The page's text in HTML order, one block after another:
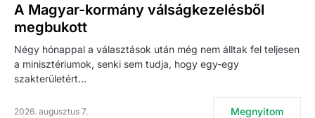
A Magyar-kormány válságkezelésből
megbukott
Négy hónappal a választások után még nem álltak fel teljesen
a minisztériumok, senki sem tudja, hogy egy-egy
szakterületért…
2026. augusztus 7. Megnyitom